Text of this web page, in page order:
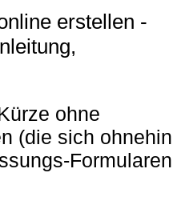
erstellen -
ohne
(die sich ohnehin
Formularen